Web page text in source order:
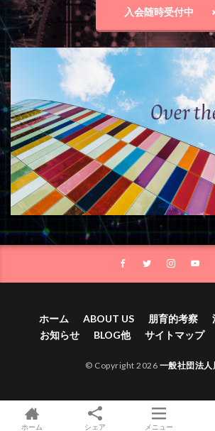
入会随時受付中
ホーム ABOUT US 朋育的考察
お知らせ
BLOG他 サイトマップ
© Copyright 2026 一般社団法人
ホーム シェア メニュー